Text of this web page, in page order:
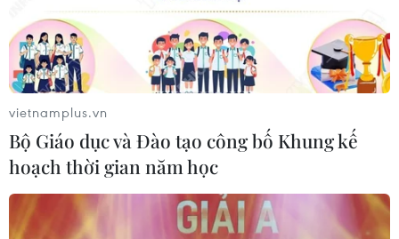
7 nạn nhân tử vong ở lễ hội âm nhạc có kết
quả dương tính với ma túy
17/09/2018 05:59
Hiện tại, cơ quan chức năng xác định đã có 7 người tử
vong, 5 người trong tình trạng hôn mê, trong đó toàn bộ
số nạn nhân trên đều dương tính với ma túy.
vietnamplus.vn
Bộ Giáo dục và Đào tạo công bố Khung kế
hoạch thời gian năm học